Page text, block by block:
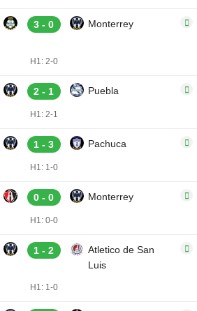
3 - 0 Monterrey
H1: 2-0
2 - 1 Puebla
H1: 2-1
1 - 3 Pachuca
H1: 1-0
0 - 0 Monterrey
H1: 0-0
1 - 2
Atletico de San
Luis
H1: 1-0